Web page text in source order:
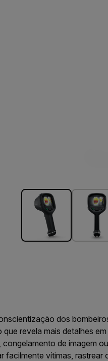
dos
revela mais detalhes
de imagem
facilmente vítimas,